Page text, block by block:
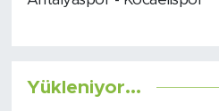
Yükleniyor...